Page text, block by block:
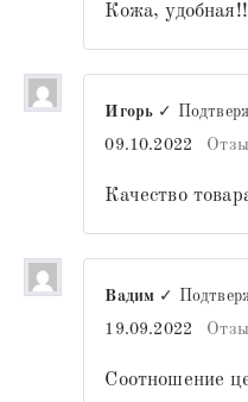
Кожа,
Игорь ✓
09.10.2022
Качество
Вадим ✓
19.09.2022
Соотношение